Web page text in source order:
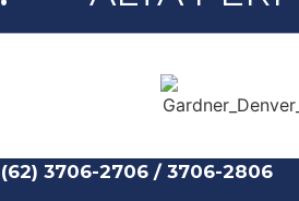
(62) 3706-2706 / 3706-2806